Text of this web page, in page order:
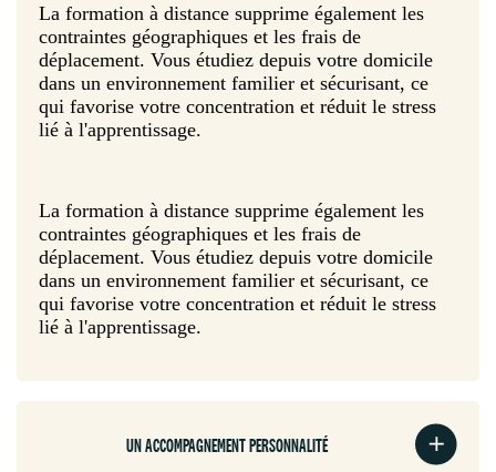
La formation à distance supprime également les
contraintes géographiques et les frais de
déplacement. Vous étudiez depuis votre domicile
dans un environnement familier et sécurisant, ce
qui favorise votre concentration et réduit le stress
lié à l'apprentissage.
La formation à distance supprime également les
contraintes géographiques et les frais de
déplacement. Vous étudiez depuis votre domicile
dans un environnement familier et sécurisant, ce
qui favorise votre concentration et réduit le stress
lié à l'apprentissage.
UN ACCOMPAGNEMENT PERSONNALITÉ